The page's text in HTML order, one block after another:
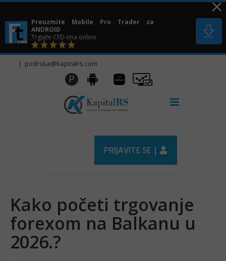
Skip
content Preuzmite Mobile Pro Trader za
ANDROID
Trgujte CFD-ima online
| podrska@kapitalrs.com
P Android
Huawei
AppGallery
Pro
Trader
PRIJAVITE SE |
Kako početi trgovanje
forexom na Balkanu u
2026.?